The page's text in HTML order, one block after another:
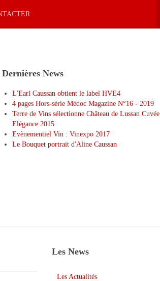
Dernières News
L'Earl Caussan obtient le label HVE4
4 pages Hors-série Médoc Magazine N°16 - 2019
Terre de Vins sélectionne Château de Lussan Cuvée
Elégance 2015
Evènementiel Vin : Vinexpo 2017
Le Bouquet portrait d'Aline Caussan
Les News
Les Actualités